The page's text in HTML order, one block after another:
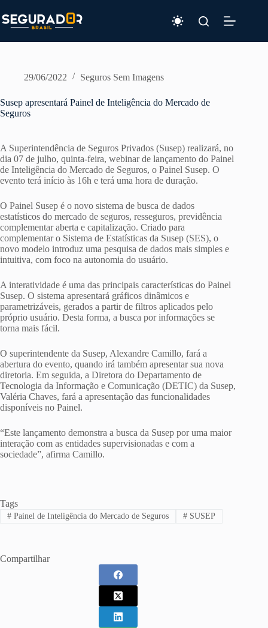
para
o
29/06/2022 Seguros Sem Imagens
Susep apresentará Painel de Inteligência do Mercado de
Seguros
A Superintendência de Seguros Privados (Susep) realizará, no
dia 07 de julho, quinta-feira, webinar de lançamento do Painel
de Inteligência do Mercado de Seguros, o Painel Susep. O
evento terá início às 16h e terá uma hora de duração.
O Painel Susep é o novo sistema de busca de dados
estatísticos do mercado de seguros, resseguros, previdência
complementar aberta e capitalização. Criado para
complementar o Sistema de Estatísticas da Susep (SES), o
novo modelo introduz uma pesquisa de dados mais simples e
intuitiva, com foco na autonomia do usuário.
A interatividade é uma das principais características do Painel
Susep. O sistema apresentará gráficos dinâmicos e
parametrizáveis, gerados a partir de filtros aplicados pelo
próprio usuário. Desta forma, a busca por informações se
torna mais fácil.
O superintendente da Susep, Alexandre Camillo, fará a
abertura do evento, quando irá também apresentar sua nova
diretoria. Em seguida, a Diretora do Departamento de
Tecnologia da Informação e Comunicação (DETIC) da Susep,
Valéria Chaves, fará a apresentação das funcionalidades
disponíveis no Painel.
“Este lançamento demonstra a busca da Susep por uma maior
interação com as entidades supervisionadas e com a
sociedade”, afirma Camillo.
Tags
#Painel de Inteligência do Mercado de Seguros #SUSEP
Compartilhar